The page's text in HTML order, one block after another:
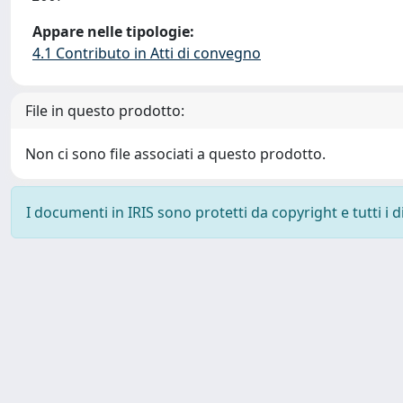
Appare nelle tipologie:
4.1 Contributo in Atti di convegno
File in questo prodotto:
Non ci sono file associati a questo prodotto.
I documenti in IRIS sono protetti da copyright e tutti i